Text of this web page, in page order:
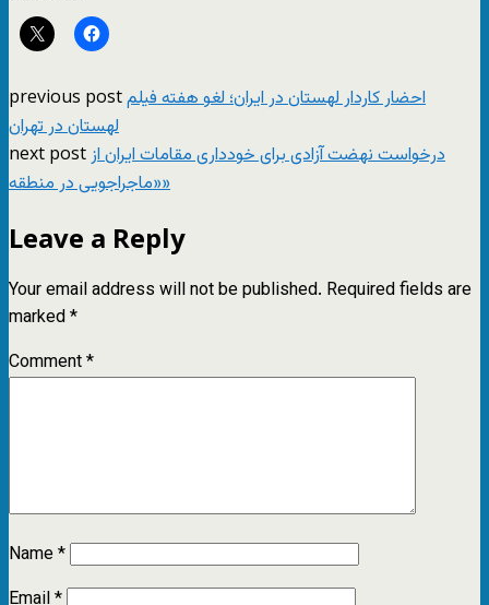
previous postاحضار کاردار لهستان در ایران؛ لغو هفته فیلم
لهستان در تهران
next post درخواست نهضت آزادی برای خودداری مقامات ایران از
«ماجراجویی‌ در منطقه»
Leave a Reply
Your email address will not be published. Required fields are
marked*
Comment*
Name*